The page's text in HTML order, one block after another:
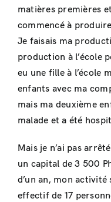
matières premières
commencé à
Je faisais ma
production à l’école
eu une fille à l’école
enfants avec ma
mais ma deuxième
malade et a été
Mais je n’ai pas
un capital de 3 500
d’un an, mon activité
effectif de 17